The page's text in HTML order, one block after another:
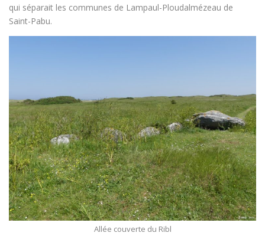
qui séparait les communes de Lampaul-Ploudalmézeau de
Saint-Pabu.
Allée couverte du Ribl